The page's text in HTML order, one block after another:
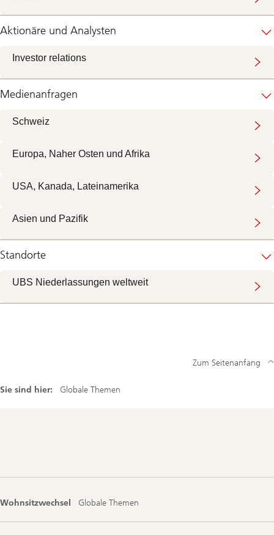
Aktionäre und Analysten
Investor relations
Medienanfragen
Schweiz
Europa, Naher Osten und Afrika
USA, Kanada, Lateinamerika
Asien und Pazifik
Standorte
UBS Niederlassungen weltweit
Sie sind hier: Globale Themen
Zum Seitenanfang
Wohnsitzwechsel Globale Themen